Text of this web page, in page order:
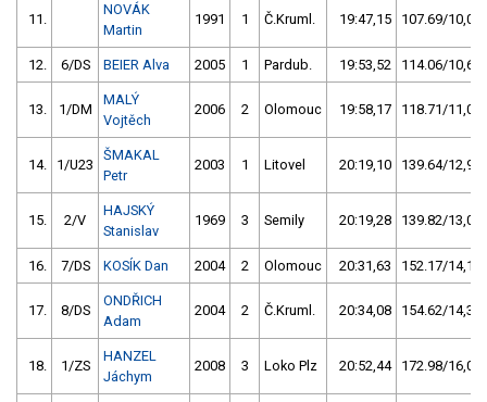
11.
NOVÁK
Martin
1991 1 Č.Kruml. 19:47,15 107.69/10,0
12. 6/DS BEIER Alva 2005 1 Pardub. 19:53,52 114.06/10,6
13. 1/DM
MALÝ
Vojtěch
2006 2 Olomouc 19:58,17 118.71/11,0
14. 1/U23
ŠMAKAL
Petr
2003 1 Litovel 20:19,10 139.64/12,9
15. 2/V
HAJSKÝ
Stanislav
1969 3 Semily 20:19,28 139.82/13,0
16. 7/DS KOSÍK Dan 2004 2 Olomouc 20:31,63 152.17/14,1
17. 8/DS
ONDŘICH
Adam
2004 2 Č.Kruml. 20:34,08 154.62/14,3
18. 1/ZS
HANZEL
Jáchym
2008 3 Loko Plz 20:52,44 172.98/16,0